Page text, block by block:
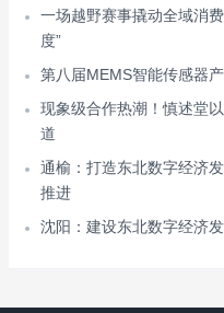
一场越野赛事撬动全域消
度”
第八届MEMS智能传感器
现象级合作热潮！慎述堂
道
通榆：打造东北数字经济
推进
沈阳：建设东北数字经济